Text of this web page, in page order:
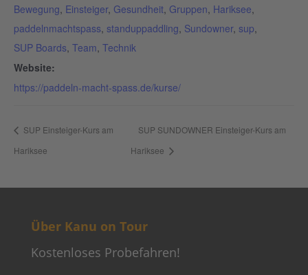
Bewegung, Einsteiger, Gesundheit, Gruppen, Hariksee,
paddelnmachtspass, standuppaddling, Sundowner, sup,
SUP Boards, Team, Technik
Website:
https://paddeln-macht-spass.de/kurse/
SUP Einsteiger-Kurs am
Hariksee
SUP SUNDOWNER Einsteiger-Kurs am
Hariksee
Über Kanu on Tour
Kostenloses Probefahren!